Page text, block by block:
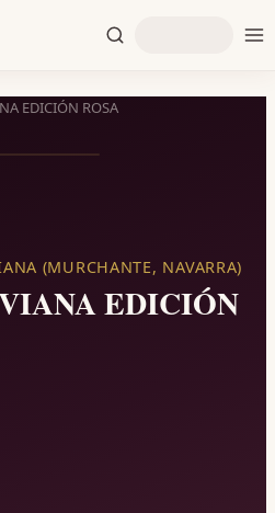
EDICIÓN ROSA
(MURCHANTE, NAVARRA)
EDICIÓN